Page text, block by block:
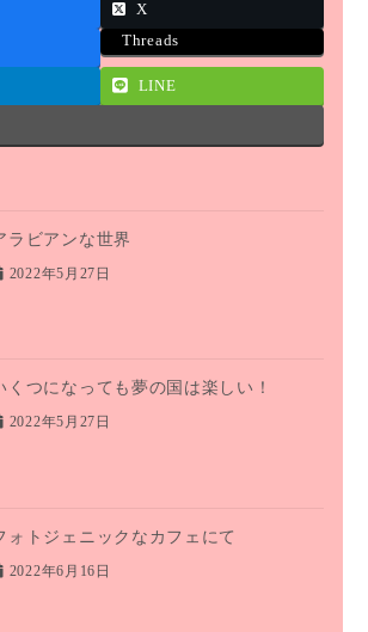
X
Threads
LINE
ラビアンな世界
2022年5月27日
くつになっても夢の国は楽しい！
2022年5月27日
ォトジェニックなカフェにて
2022年6月16日